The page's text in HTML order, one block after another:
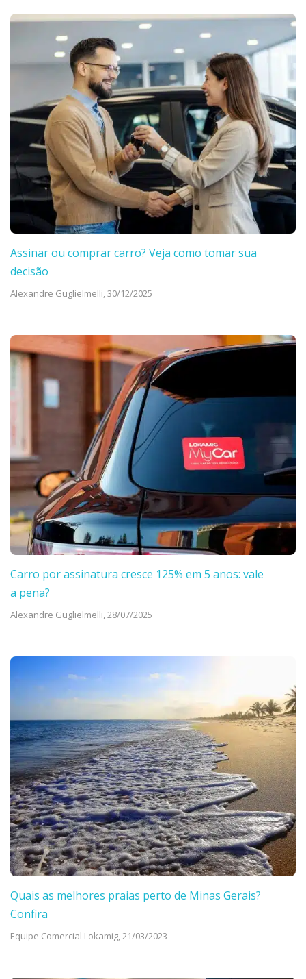
Assinar ou comprar carro? Veja como tomar sua
decisão
Alexandre Guglielmelli,30/12/2025
Carro por assinatura cresce 125% em 5 anos: vale
a pena?
Alexandre Guglielmelli,28/07/2025
Quais as melhores praias perto de Minas Gerais?
Confira
Equipe Comercial Lokamig,21/03/2023